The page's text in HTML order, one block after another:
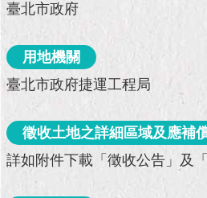
活
主
題
館
與
民
互
臺北市政府
用地機關
臺北市政府捷運工程局
徵收土地之詳細區域及應補
詳如附件下載「徵收公告」及